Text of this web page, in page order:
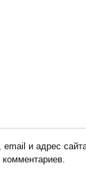
и адрес